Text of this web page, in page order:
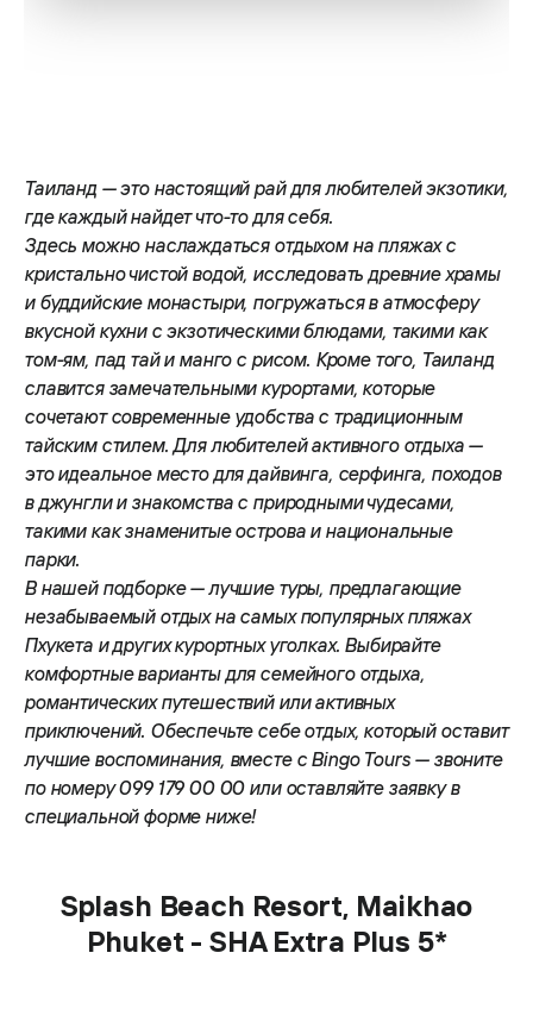
Таиланд — это настоящий рай для любителей экзотики,
где каждый найдет что-то для себя.
Здесь можно наслаждаться отдыхом на пляжах с
кристально чистой водой, исследовать древние храмы
и буддийские монастыри, погружаться в атмосферу
вкусной кухни с экзотическими блюдами, такими как
том-ям, пад тай и манго с рисом. Кроме того, Таиланд
славится замечательными курортами, которые
сочетают современные удобства с традиционным
тайским стилем. Для любителей активного отдыха —
это идеальное место для дайвинга, серфинга, походов
в джунгли и знакомства с природными чудесами,
такими как знаменитые острова и национальные
парки.
В нашей подборке — лучшие туры, предлагающие
незабываемый отдых на самых популярных пляжах
Пхукета и других курортных уголках. Выбирайте
комфортные варианты для семейного отдыха,
романтических путешествий или активных
приключений. Обеспечьте себе отдых, который оставит
лучшие воспоминания, вместе с Bingo Tours — звоните
по номеру 099 179 00 00 или оставляйте заявку в
специальной форме ниже!
Splash Beach Resort, Maikhao
Phuket - SHA Extra Plus 5*